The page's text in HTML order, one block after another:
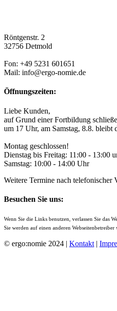
Röntgenstr. 2
32756 Detmold
Fon: +49 5231 601651
Mail: info@ergo-nomie.de
Öffnungszeiten:
Liebe Kunden,
auf Grund einer Fortbildung
um 17 Uhr, am Samstag, 8.8. bleibt
Montag geschlossen!
Dienstag bis Freitag: 11:00 - 13:00
Samstag: 10:00 - 14:00 Uhr
Weitere Termine nach telefonischer
Besuchen Sie uns:
Wenn Sie die Links benutzen, verlassen Sie das
Sie werden auf einen anderen Webseitenbetreiber
© ergo:nomie 2024 | Kontakt |